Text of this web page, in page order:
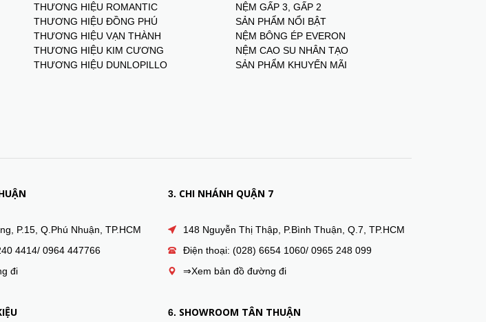
THƯƠNG HIỆU ROMANTIC
THƯƠNG HIỆU ĐỒNG PHÚ
THƯƠNG HIỆU VẠN THÀNH
THƯƠNG HIỆU KIM CƯƠNG
THƯƠNG HIỆU DUNLOPILLO
NỆM GẤP 3, GẤP 2
SẢN PHẨM NỔI BẬT
NỆM BÔNG ÉP EVERON
NỆM CAO SU NHÂN TẠO
SẢN PHẨM KHUYẾN MÃI
P.15, Q.Phú Nhuận, TP.HCM
4414/ 0964 447766
đi
3. CHI NHÁNH QUẬN 7
148 Nguyễn Thị Thập, P.Bình Thuận, Q.7, TP.HCM
Điện thoại: (028) 6654 1060/ 0965 248 099
⇒Xem bản đồ đường đi
6. SHOWROOM TÂN THUẬN